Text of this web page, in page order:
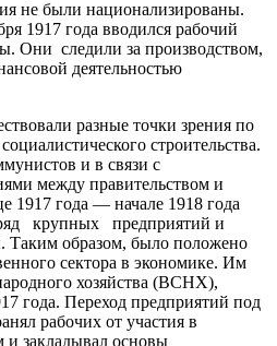
не были национализированы.
1917 года вводился рабочий
Они следили за производством,
деятельностью
разные точки зрения по
строительства.
и в связи с
между правительством и
1917 года — начале 1918 года
крупных предприятий и
Таким образом, было положено
сектора в экономике. Им
хозяйства (ВСНХ),
года. Переход предприятий под
рабочих от участия в
и закладывал основы